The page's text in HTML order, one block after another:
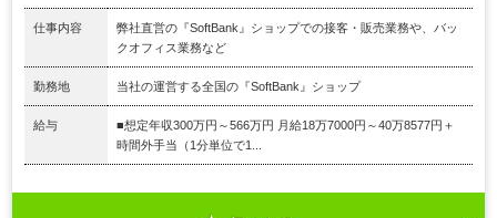
仕事内容
弊社直営の『SoftBank』ショップでの接客・販売業務や、バッ
クオフィス業務など
勤務地 当社の運営する全国の『SoftBank』ショップ
給与
■想定年収300万円～566万円 月給18万7000円～40万8577円＋
時間外手当（1分単位で1...